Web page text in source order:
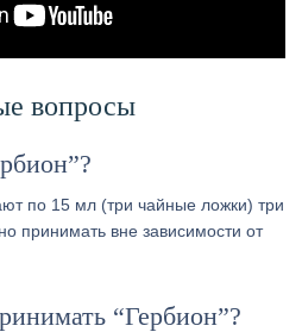
вопросы
по 15 мл (три чайные ложки) три
принимать вне зависимости от
“Гербион”?